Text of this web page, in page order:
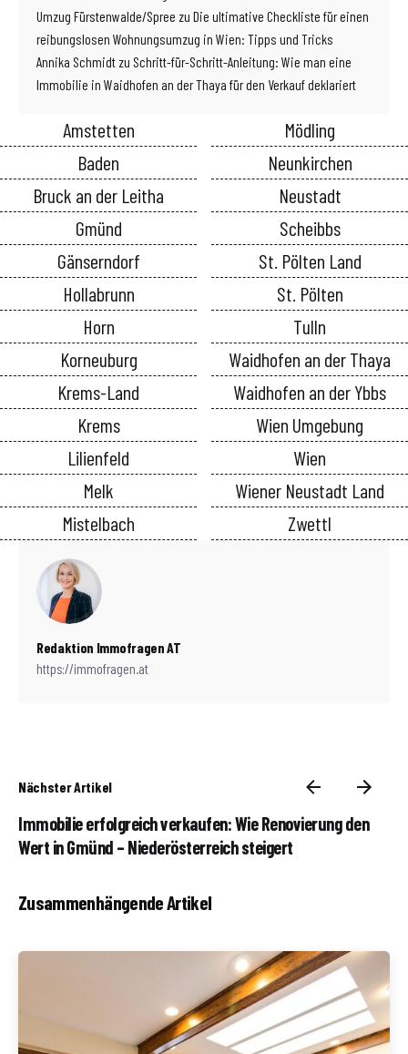
Umzug Fürstenwalde/Spree zu Die ultimative Checkliste für einen
reibungslosen Wohnungsumzug in Wien: Tipps und Tricks
Annika Schmidt zu Schritt-für-Schritt-Anleitung: Wie man eine
Immobilie in Waidhofen an der Thaya für den Verkauf deklariert
Amstetten
Baden
Bruck an der Leitha
Gmünd
Gänserndorf
Hollabrunn
Horn
Korneuburg
Krems-Land
Krems
Lilienfeld
Melk
Mistelbach
Mödling
Neunkirchen
Neustadt
Scheibbs
St. Pölten Land
St. Pölten
Tulln
Waidhofen an der Thaya
Waidhofen an der Ybbs
Wien Umgebung
Wien
Wiener Neustadt Land
Zwettl
Redaktion Immofragen AT
https://immofragen.at
Nächster Artikel
Immobilie erfolgreich verkaufen: Wie Renovierung den
Wert in Gmünd – Niederösterreich steigert
Zusammenhängende Artikel